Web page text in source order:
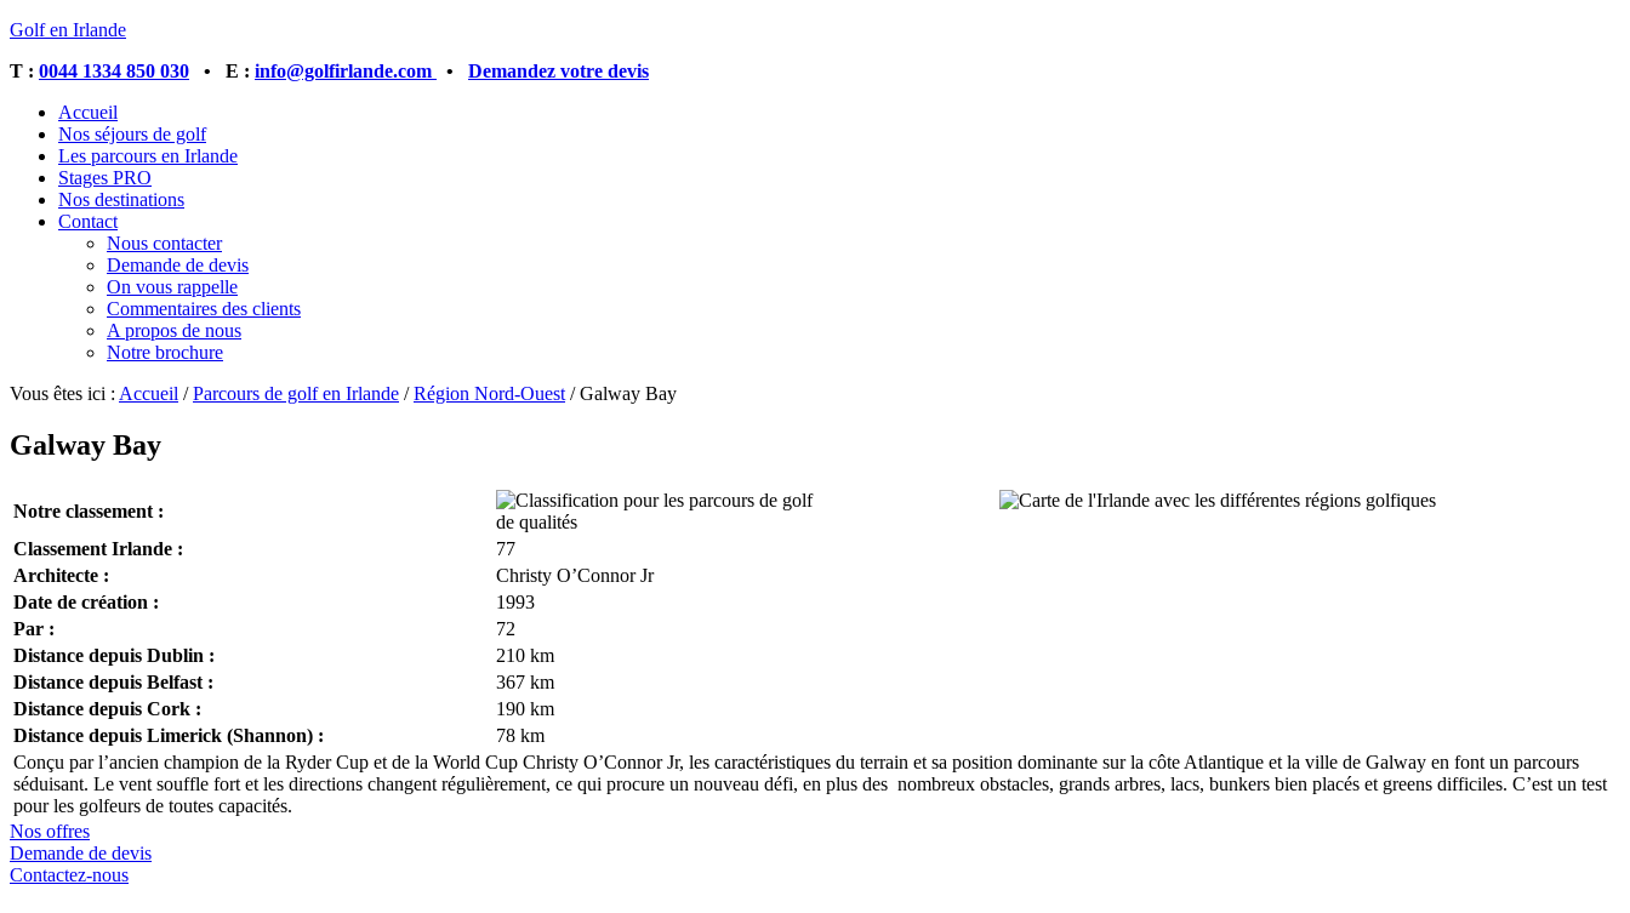
Golf en Irlande
T : 0044 1334 850 030 • E : info@golfirlande.com • Demandez votre devis
Accueil
Nos séjours de golf
Les parcours en Irlande
Stages PRO
Nos destinations
Contact
Nous contacter
Demande de devis
On vous rappelle
Commentaires des clients
A propos de nous
Notre brochure
Vous êtes ici : Accueil / Parcours de golf en Irlande / Région Nord-Ouest /Galway Bay
Galway Bay
Notre classement :
Classement Irlande :
77
Architecte :
Christy O’Connor Jr
Date de création :
1993
Par :
72
Distance depuis Dublin :
210 km
Distance depuis Belfast :
367 km
Distance depuis Cork :
190 km
Distance depuis Limerick (Shannon) :
78 km
Conçu par l’ancien champion de la Ryder Cup et de la World Cup Christy O’Connor Jr, les caractéristiques du terrain et sa position dominante sur la côte Atlantique et la ville de Galway en font un parcours
séduisant. Le vent souffle fort et les directions changent régulièrement, ce qui procure un nouveau défi, en plus des nombreux obstacles, grands arbres, lacs, bunkers bien placés et greens difficiles. C’est un test
pour les golfeurs de toutes capacités.
Nos offres
Demande de devis
Contactez-nous